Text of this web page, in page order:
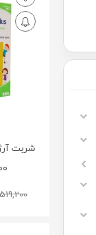
شربت
200